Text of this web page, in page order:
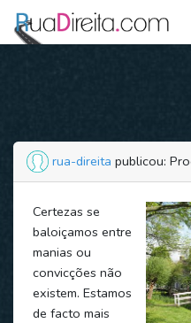
rua-direita publicou:
Certezas se
baloiçamos entre
manias ou
convicções não
existem. Estamos
de facto mais